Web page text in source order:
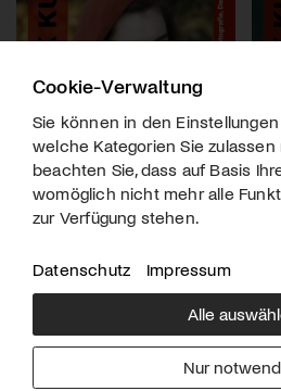
Über uns
Downloads
Werben
Cookie-Verwaltung
Sie können in den
welche Kategorien Sie zulassen
beachten Sie, dass auf Basis
womöglich nicht mehr alle
zur Verfügung stehen.
Datenschutz Impressum
Alle
Nur